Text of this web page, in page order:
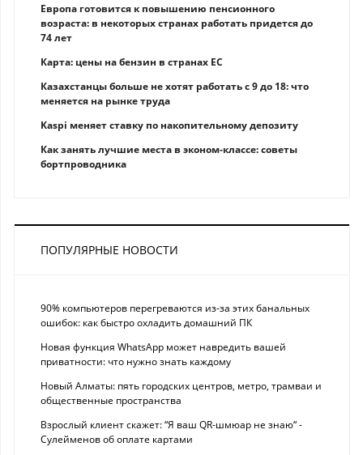
Европа готовится к повышению пенсионного
возраста: в некоторых странах работать придется до
74 лет
Карта: цены на бензин в странах ЕС
Казахстанцы больше не хотят работать с 9 до 18: что
меняется на рынке труда
Kaspi меняет ставку по накопительному депозиту
Как занять лучшие места в эконом-классе: советы
бортпроводника
ПОПУЛЯРНЫЕ НОВОСТИ
90% компьютеров перегреваются из-за этих банальных
ошибок: как быстро охладить домашний ПК
Новая функция WhatsApp может навредить вашей
приватности: что нужно знать каждому
Новый Алматы: пять городских центров, метро, трамваи и
общественные пространства
Взрослый клиент скажет: “Я ваш QR-шмюар не знаю“ -
Сулейменов об оплате картами